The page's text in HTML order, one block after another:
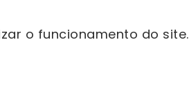
o funcionamento do site.